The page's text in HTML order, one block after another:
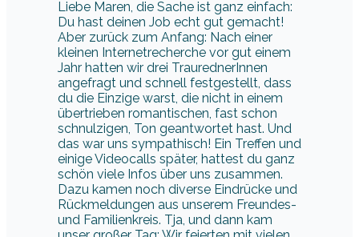
du die Einzige warst, die nicht in einem
übertrieben romantischen, fast schon
schnulzigen, Ton geantwortet hast. Und
das war uns sympathisch! Ein Treffen und
einige Videocalls später, hattest du ganz
schön viele Infos über uns zusammen.
Dazu kamen noch diverse Eindrücke und
Rückmeldungen aus unserem Freundes-
und Familienkreis. Tja, und dann kam
unser großer Tag: Wir feierten mit vielen
Freunden und unseren
Familienmitgliedern auf einem Reiterhof.
Die freie Trauung fand etwas unterhalb
des Hofes, sehr idyllisch auf einer kleinen
Wiese gelegen, neben einem Teich, statt.